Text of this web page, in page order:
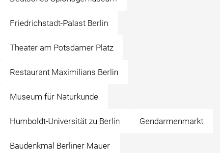
Friedrichstadt-Palast Berlin
Theater am Potsdamer Platz
Restaurant Maximilians Berlin
Museum für Naturkunde
Humboldt-Universität zu Berlin Gendarmenmarkt
Baudenkmal Berliner Mauer